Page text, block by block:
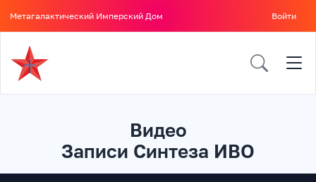
Метагалактический Имперский Дом Войти
Видео
Записи Синтеза ИВО